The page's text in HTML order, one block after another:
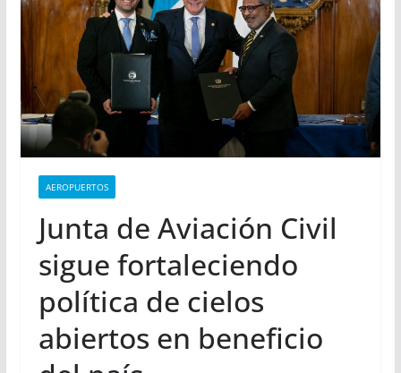
AEROPUERTOS
Junta de Aviación Civil
sigue fortaleciendo
política de cielos
abiertos en beneficio